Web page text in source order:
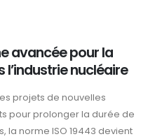
avancée pour la
nucléaire
projets de nouvelles
pour prolonger la durée de
la norme ISO 19443 devient